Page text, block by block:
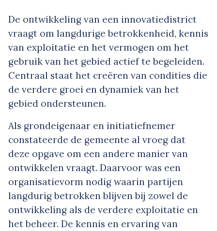
De ontwikkeling van een innovatiedistrict
vraagt om langdurige betrokkenheid, kennis
van exploitatie en het vermogen om het
gebruik van het gebied actief te begeleiden.
Centraal staat het creëren van condities die
de verdere groei en dynamiek van het
gebied ondersteunen.
Als grondeigenaar en initiatiefnemer
constateerde de gemeente al vroeg dat
deze opgave om een andere manier van
ontwikkelen vraagt. Daarvoor was een
organisatievorm nodig waarin partijen
langdurig betrokken blijven bij zowel de
ontwikkeling als de verdere exploitatie en
het beheer. De kennis en ervaring van